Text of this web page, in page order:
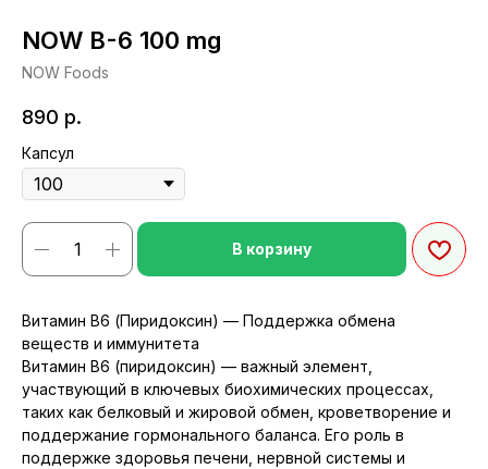
NOW B-6 100 mg
NOW Foods
890 р.
Капсул
В корзину
Витамин B6 (Пиридоксин) — Поддержка обмена
веществ и иммунитета
Витамин B6 (пиридоксин) — важный элемент,
участвующий в ключевых биохимических процессах,
таких как белковый и жировой обмен, кроветворение и
поддержание гормонального баланса. Его роль в
поддержке здоровья печени, нервной системы и